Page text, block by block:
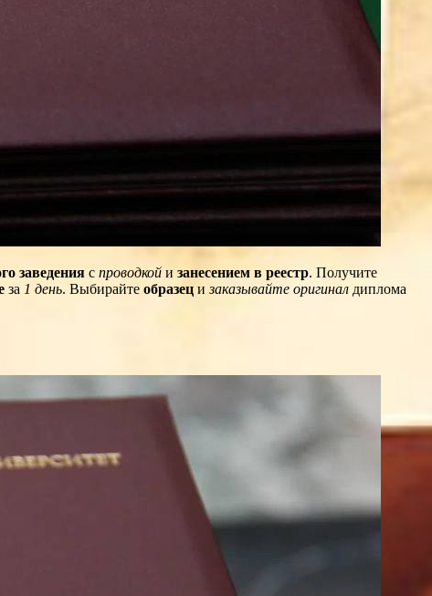
заведения с проводкой и занесением в реестр. Получите
за 1 день. Выбирайте образец изаказывайте оригинал диплома